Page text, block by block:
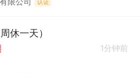
认证
休一天）
1分钟前